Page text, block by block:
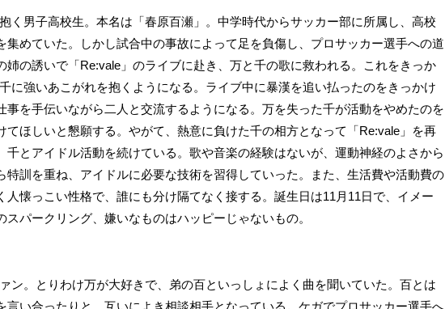
く男子高校生。本名は「春原百瀬」。中学時代からサッカー部に所属し、高校
めていた。しかし試合中の事故によって足を負傷し、プロサッカー選手への道
の誘いで「Re:vale」のライブに赴き、万と千の歌に救われる。これをきっか
に強いあこがれを抱くようになる。ライブ中に暴漢を追い払ったのをきっかけ
を手伝いながら二人と交流するようになる。万を失った千が活動をやめたのを
ほしいと懇願する。やがて、熱意に負けた千の相方となって「Re:vale」を再
とアイドル活動を続けている。歌や音楽の経験はないが、運動神経のよさから
訓を重ね、アイドルに必要な技術を習得していった。また、生活費や活動費の
懐っこい性格で、誰にも分け隔てなく接する。誕生日は11月11日で、イメー
パークリング、嫌いなものはハッピーじゃないもの。
ン。とりわけ万が大好きで、弟の百といっしょによく曲を聞いていた。百とは
い合ったりと、互いによき相談相手となっている。ケガでプロサッカー選手へ